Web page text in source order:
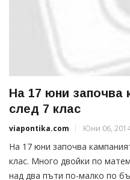
На 17 юни започва
след 7 клас
viapontika.com Юни 06,
На 17 юни започва
клас. Много двойки по
над два пъти по-малко по